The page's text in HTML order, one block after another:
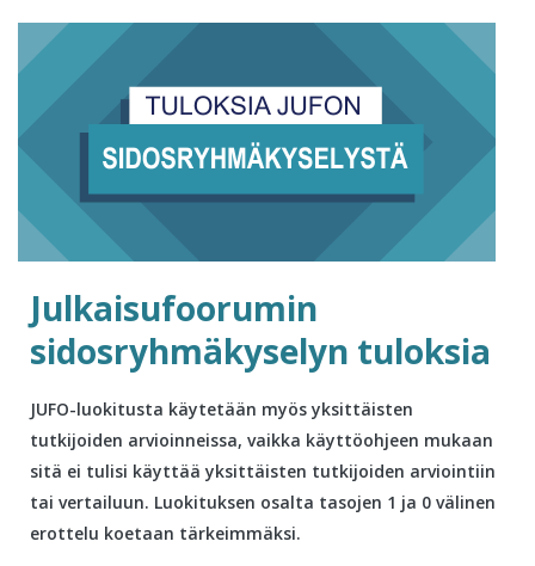
Julkaisufoorumin
sidosryhmäkyselyn tuloksia
JUFO-luokitusta käytetään myös yksittäisten
tutkijoiden arvioinneissa, vaikka käyttöohjeen mukaan
sitä ei tulisi käyttää yksittäisten tutkijoiden arviointiin
tai vertailuun. Luokituksen osalta tasojen 1 ja 0 välinen
erottelu koetaan tärkeimmäksi.